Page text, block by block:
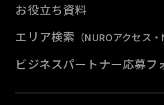
お役立ち資料
エリア検索 （NUROアクセス
ビジネスパートナー応募フ